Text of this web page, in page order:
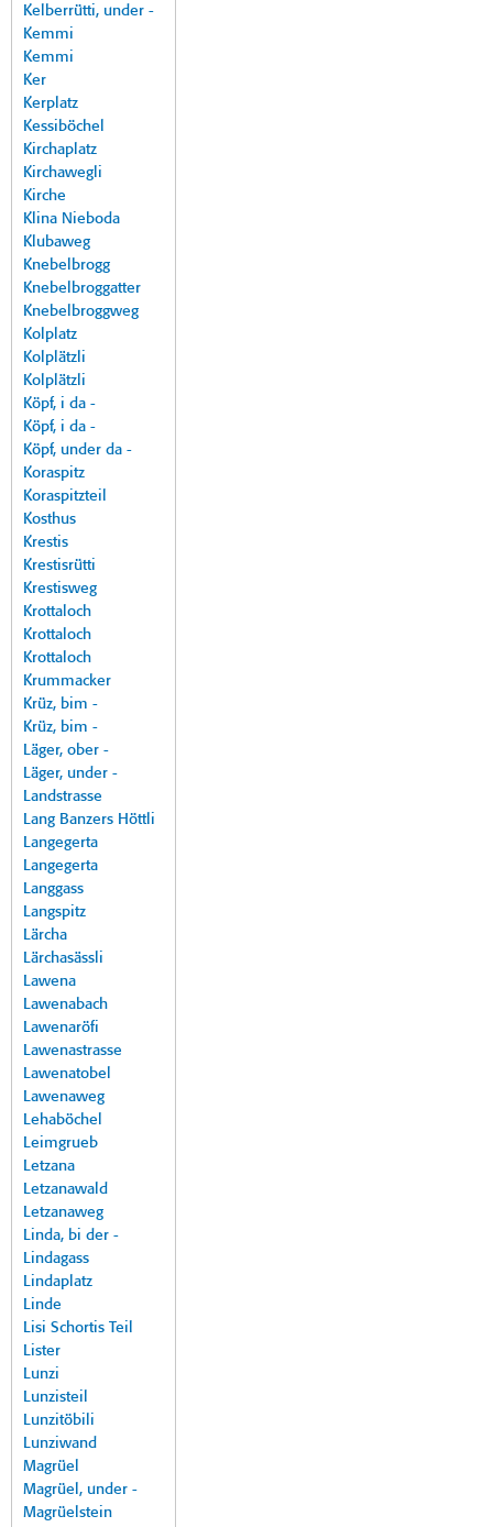
Kelberrütti, under -
Kemmi
Kemmi
Ker
Kerplatz
Kessiböchel
Kirchaplatz
Kirchawegli
Kirche
Klina Nieboda
Klubaweg
Knebelbrogg
Knebelbroggatter
Knebelbroggweg
Kolplatz
Kolplätzli
Kolplätzli
Köpf, i da -
Köpf, i da -
Köpf, under da -
Koraspitz
Koraspitzteil
Kosthus
Krestis
Krestisrütti
Krestisweg
Krottaloch
Krottaloch
Krottaloch
Krummacker
Krüz, bim -
Krüz, bim -
Läger, ober -
Läger, under -
Landstrasse
Lang Banzers Höttli
Langegerta
Langegerta
Langgass
Langspitz
Lärcha
Lärchasässli
Lawena
Lawenabach
Lawenaröfi
Lawenastrasse
Lawenatobel
Lawenaweg
Lehaböchel
Leimgrueb
Letzana
Letzanawald
Letzanaweg
Linda, bi der -
Lindagass
Lindaplatz
Linde
Lisi Schortis Teil
Lister
Lunzi
Lunzisteil
Lunzitöbili
Lunziwand
Magrüel
Magrüel, under -
Magrüelstein